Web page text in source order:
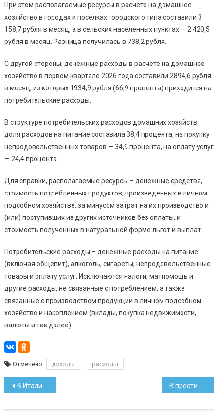
При этом располагаемые ресурсы в расчете на домашнее
хозяйство в городах и поселках городского типа составили 3
158,7 рубля в месяц, а в сельских населенных пунктах — 2 420,5
рубля в месяц. Разница получилась в 738,2 рубля.
С другой стороны, денежные расходы в расчете на домашнее
хозяйство в первом квартале 2026 года составили 2894,6 рубля
в месяц, из которых 1934,9 рубля (66,9 процента) приходится на
потребительские расходы.
В структуре потребительских расходов домашних хозяйств
доля расходов на питание составила 38,4 процента, на покупку
непродовольственных товаров — 34,9 процента, на оплату услуг
— 24,4 процента.
Для справки, располагаемые ресурсы – денежные средства,
стоимость потребленных продуктов, произведенных в личном
подсобном хозяйстве, за минусом затрат на их производство и
(или) поступивших из других источников без оплаты, и
стоимость полученных в натуральной форме льгот и выплат.
Потребительские расходы – денежные расходы на питание
(включая общепит), алкоголь, сигареты, непродовольственные
товары и оплату услуг. Исключаются налоги, матпомощь и
другие расходы, не связанные с потреблением, а также
связанные с производством продукции в личном подсобном
хозяйстве и накоплением (вклады, покупка недвижимости,
валюты и так далее).
Отмечено доходы расходы
Навигация
по
В Италии белоруса подозревают в участии в преступной группе